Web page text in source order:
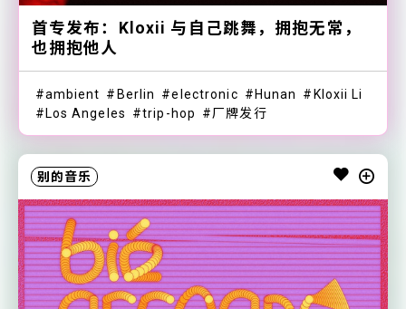
首专发布：Kloxii 与自己跳舞，拥抱无常，
也拥抱他人
ambient Berlin electronic Hunan
Kloxii Li
Los Angeles
trip-hop 厂牌发行
别的音乐